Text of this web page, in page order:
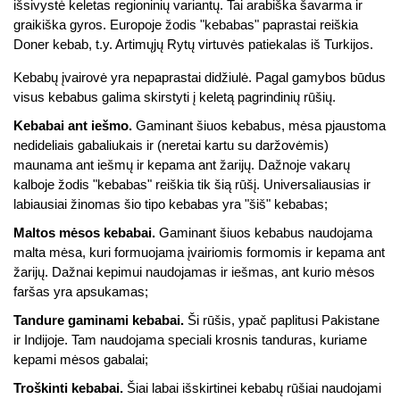
išsivystė keletas regioninių variantų. Tai arabiška šavarma ir
graikiška gyros. Europoje žodis "kebabas" paprastai reiškia
Doner kebab, t.y. Artimųjų Rytų virtuvės patiekalas iš Turkijos.
Kebabų įvairovė yra nepaprastai didžiulė. Pagal gamybos būdus
visus kebabus galima skirstyti į keletą pagrindinių rūšių.
Kebabai ant iešmo. Gaminant šiuos kebabus, mėsa pjaustoma
nedideliais gabaliukais ir (neretai kartu su daržovėmis)
maunama ant iešmų ir kepama ant žarijų. Dažnoje vakarų
kalboje žodis "kebabas" reiškia tik šią rūšį. Universaliausias ir
labiausiai žinomas šio tipo kebabas yra "šiš" kebabas;
Maltos mėsos kebabai. Gaminant šiuos kebabus naudojama
malta mėsa, kuri formuojama įvairiomis formomis ir kepama ant
žarijų. Dažnai kepimui naudojamas ir iešmas, ant kurio mėsos
faršas yra apsukamas;
Tandure gaminami kebabai. Ši rūšis, ypač paplitusi Pakistane
ir Indijoje. Tam naudojama speciali krosnis tanduras, kuriame
kepami mėsos gabalai;
Troškinti kebabai. Šiai labai išskirtinei kebabų rūšiai naudojami